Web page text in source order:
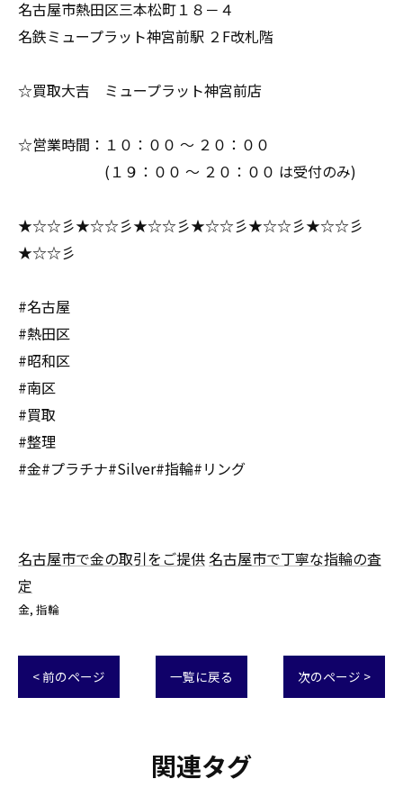
名古屋市熱田区三本松町１８－４
名鉄ミュープラット神宮前駅 ２F改札階
☆買取大吉 ミュープラット神宮前店
☆営業時間：１０：００ ～ ２０：００
(１９：００ ～ ２０：００ は受付のみ)
★☆☆彡★☆☆彡★☆☆彡★☆☆彡★☆☆彡★☆☆彡
★☆☆彡
#名古屋
#熱田区
#昭和区
#南区
#買取
#整理
#金#プラチナ#Silver#指輪#リング
名古屋市で金の取引をご提供 名古屋市で丁寧な指輪の査
定
金 指輪
< 前のページ 一覧に戻る 次のページ >
関連タグ